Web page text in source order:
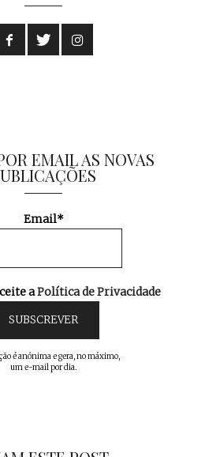
EMAIL AS NOVAS
Email*
aPolítica de Privacidade
é anónima e gera, no máximo,
um e-mail por dia.